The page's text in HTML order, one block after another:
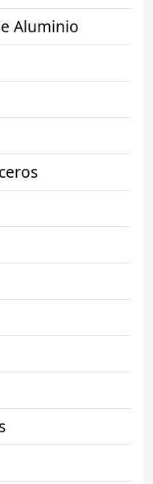
Aluminio